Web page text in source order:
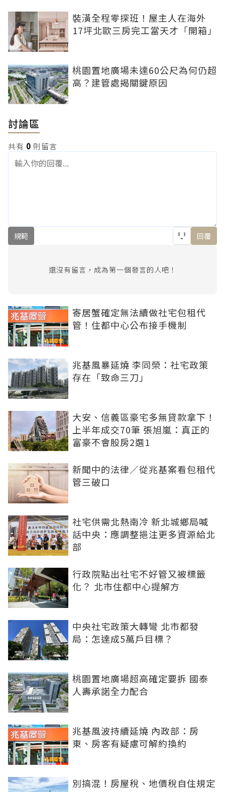
裝潢全程零探班！屋主人在海外
17坪北歐三房完工當天才「開箱」
桃園置地廣場未達60公尺為何仍超
高？建管處揭關鍵原因
討論區
共有 0 則留言
規範 回覆
還沒有留言，成為第一個發言的人吧！
寄居蟹確定無法續做社宅包租代
管！住都中心公布接手機制
兆基風暴延燒 李同榮：社宅政策
存在「致命三刀」
大安、信義區豪宅多無貸款拿下！
上半年成交70筆 張旭嵐：真正的
富豪不會股房2選1
新聞中的法律／從兆基案看包租代
管三破口
社宅供需北熱南冷 新北城鄉局喊
話中央：應調整挹注更多資源給北
部
行政院點出社宅不好管又被標籤
化？ 北市住都中心提解方
中央社宅政策大轉彎 北市都發
局：怎達成5萬戶目標？
桃園置地廣場超高確定要拆 國泰
人壽承諾全力配合
兆基風波持續延燒 內政部：房
東、房客有疑慮可解約換約
別搞混！房屋稅、地價稅自住規定